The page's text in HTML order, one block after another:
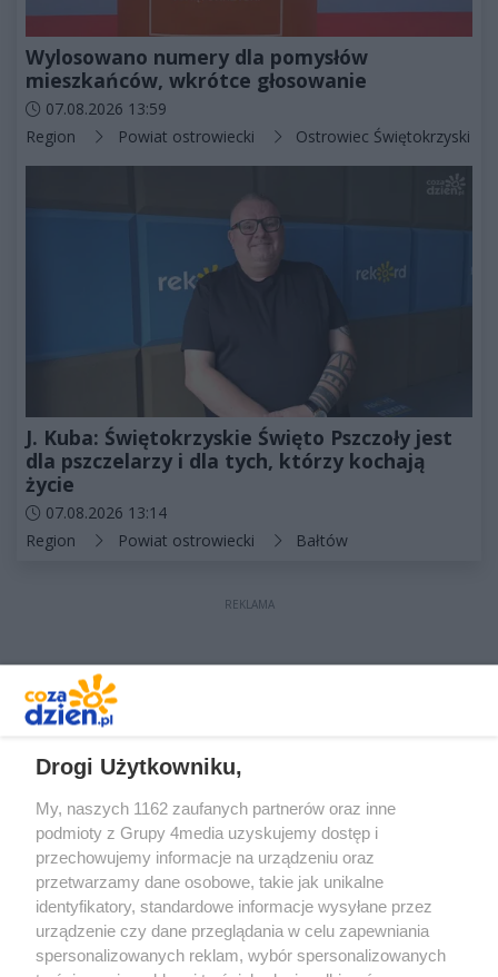
Wylosowano numery dla pomysłów
mieszkańców, wkrótce głosowanie
Data dodania artykułu:
07.08.2026 13:59
Kategorie artykułu:
Region Powiat ostrowiecki Ostrowiec Świętokrzyski
J. Kuba: Świętokrzyskie Święto Pszczoły jest
dla pszczelarzy i dla tych, którzy kochają
życie
Data dodania artykułu:
07.08.2026 13:14
Kategorie artykułu:
Region Powiat ostrowiecki Bałtów
REKLAMA
Drogi Użytkowniku,
My, naszych 1162 zaufanych partnerów oraz inne
podmioty z Grupy 4media uzyskujemy dostęp i
przechowujemy informacje na urządzeniu oraz
przetwarzamy dane osobowe, takie jak unikalne
identyfikatory, standardowe informacje wysyłane przez
urządzenie czy dane przeglądania w celu zapewniania
spersonalizowanych reklam, wybór spersonalizowanych